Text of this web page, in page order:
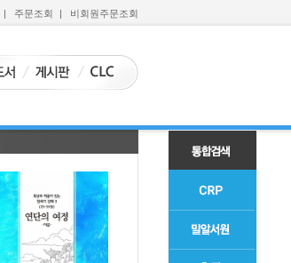
| 주문조회 | 비회원주문조회